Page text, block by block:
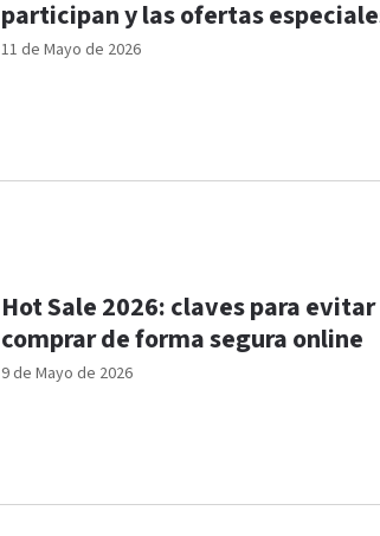
11 de Mayo de 2026
participan y las ofertas
9 de Mayo de 2026
Hot Sale 2026: claves para
comprar de forma segura online